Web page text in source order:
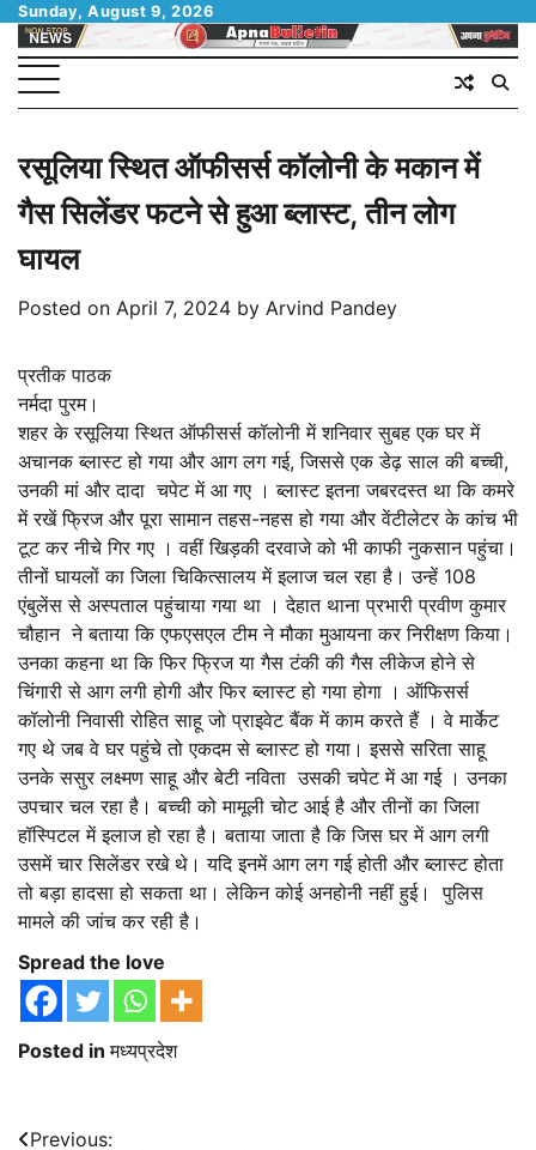
Skip
content
Sunday, August 9, 2026
रसूलिया स्थित ऑफीसर्स कॉलोनी के मकान में
गैस सिलेंडर फटने से हुआ ब्लास्ट, तीन लोग
घायल
Posted on April 7, 2024 by Arvind Pandey
प्रतीक पाठक
नर्मदा पुरम।
शहर के रसूलिया स्थित ऑफीसर्स कॉलोनी में शनिवार सुबह एक घर में
अचानक ब्लास्ट हो गया और आग लग गई, जिससे एक डेढ़ साल की बच्ची,
उनकी मां और दादा चपेट में आ गए । ब्लास्ट इतना जबरदस्त था कि कमरे
में रखें फ्रिज और पूरा सामान तहस-नहस हो गया और वेंटीलेटर के कांच भी
टूट कर नीचे गिर गए । वहीं खिड़की दरवाजे को भी काफी नुकसान पहुंचा।
तीनों घायलों का जिला चिकित्सालय में इलाज चल रहा है। उन्हें 108
एंबुलेंस से अस्पताल पहुंचाया गया था । देहात थाना प्रभारी प्रवीण कुमार
चौहान ने बताया कि एफएसएल टीम ने मौका मुआयना कर निरीक्षण किया।
उनका कहना था कि फिर फ्रिज या गैस टंकी की गैस लीकेज होने से
चिंगारी से आग लगी होगी और फिर ब्लास्ट हो गया होगा । ऑफिसर्स
कॉलोनी निवासी रोहित साहू जो प्राइवेट बैंक में काम करते हैं । वे मार्केट
गए थे जब वे घर पहुंचे तो एकदम से ब्लास्ट हो गया। इससे सरिता साहू
उनके ससुर लक्ष्मण साहू और बेटी नविता उसकी चपेट में आ गई । उनका
उपचार चल रहा है। बच्ची को मामूली चोट आई है और तीनों का जिला
हॉस्पिटल में इलाज हो रहा है। बताया जाता है कि जिस घर में आग लगी
उसमें चार सिलेंडर रखे थे। यदि इनमें आग लग गई होती और ब्लास्ट होता
तो बड़ा हादसा हो सकता था। लेकिन कोई अनहोनी नहीं हुई। ‌ पुलिस
मामले की जांच कर रही है।
Spread the love
Posted inमध्यप्रदेश
Post
Previous: